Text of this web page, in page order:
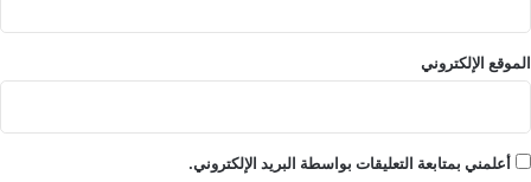
الموقع الإلكتروني
أعلمني بمتابعة التعليقات بواسطة البريد الإلكتروني.